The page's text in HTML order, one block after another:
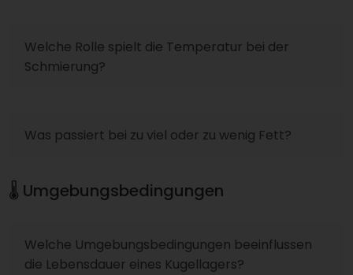
Welche Rolle spielt die Temperatur bei der
Schmierung?
Was passiert bei zu viel oder zu wenig Fett?
🌡️ Umgebungsbedingungen
Welche Umgebungsbedingungen beeinflussen
die Lebensdauer eines Kugellagers?